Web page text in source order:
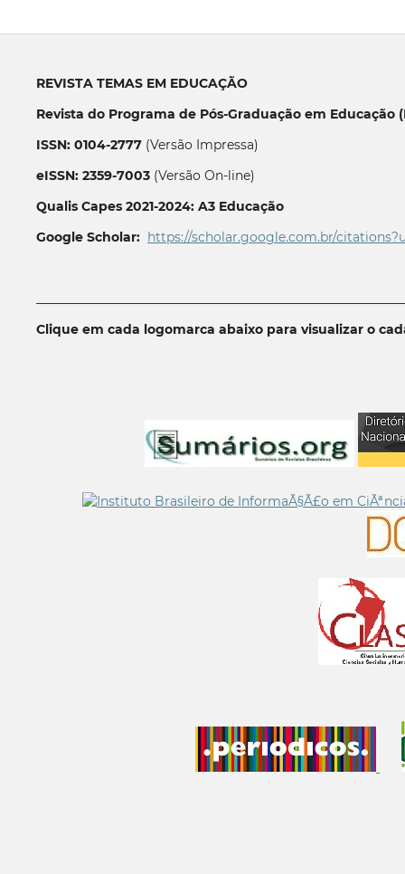
REVISTA TEMAS EM EDUCAÇÃO
Revista do Programa de Pós-Graduação em Educação
ISSN: 0104-2777(Versão Impressa)
eISSN: 2359-7003(Versão On-line)
Qualis Capes 2021-2024: A3 Educação
Google Scholar: https://scholar.google.com.br/
Clique em cada logomarca abaixo para visualizar o